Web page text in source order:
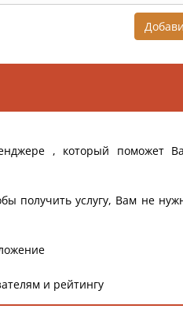
, который поможет
получить услугу, Вам не
и рейтингу